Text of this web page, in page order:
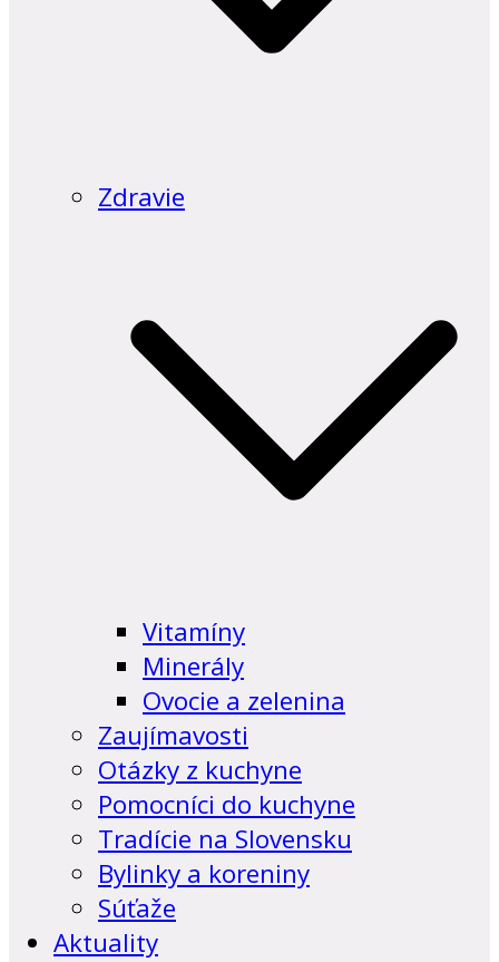
Zdravie
Vitamíny
Minerály
Ovocie a zelenina
Zaujímavosti
Otázky z kuchyne
Pomocníci do kuchyne
Tradície na Slovensku
Bylinky a koreniny
Súťaže
Aktuality